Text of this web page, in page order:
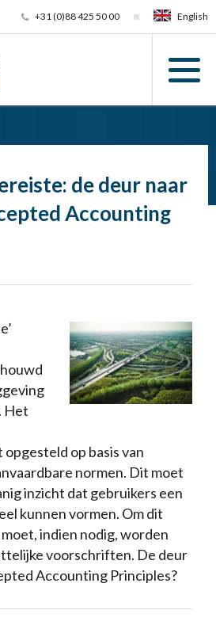
+31 (0)88 425 50 00 English
de deur naar
Accounting
Het
op basis van
normen. Dit moet
inzicht dat gebruikers een
kunnen vormen. Om dit
indien nodig, worden
voorschriften. De deur
Accounting Principles?